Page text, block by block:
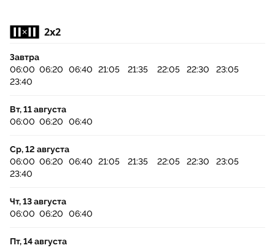
2x2
Завтра
06:00 06:20 06:40 21:05 21:35 22:05 22:30
23:05
23:40
Вт, 11 августа
06:00 06:20 06:40
Ср, 12 августа
06:00 06:20 06:40 21:05 21:35 22:05 22:30
23:05
23:40
Чт, 13 августа
06:00 06:20 06:40
Пт, 14 августа